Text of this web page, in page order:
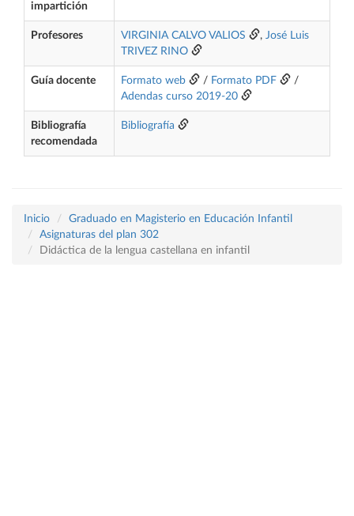
impartición
Profesores VIRGINIA CALVO VALIOS , José Luis
TRIVEZ RINO
Guía docente Formato web / Formato PDF
/
Adendas curso 2019-20
Bibliografía
recomendada
Bibliografía
Inicio
Graduado en Magisterio en Educación Infantil
Asignaturas del plan 302
Didáctica de la lengua castellana en infantil